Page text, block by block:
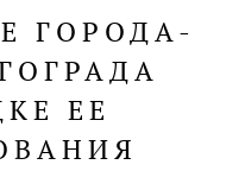
ГОРОДА-
ЕЕ